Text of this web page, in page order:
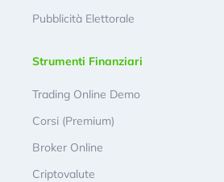
Pubblicità Elettorale
Strumenti Finanziari
Trading Online Demo
Corsi (Premium)
Broker Online
Criptovalute